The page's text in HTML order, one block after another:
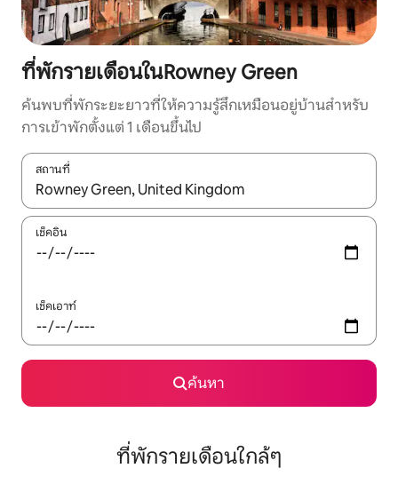
ที่พักรายเดือนในRowney Green
ค้นพบที่พักระยะยาวที่ให้ความรู้สึกเหมือนอยู่บ้านสำหรับ
การเข้าพักตั้งแต่ 1 เดือนขึ้นไป
สถานที่
ใช้ลูกศรขึ้นลง หรือใช้การสัมผัสหรือปัด เพื่อสำรวจผลการค้นหา
เช็คอิน
เช็คเอาท์
ค้นหา
ที่พักรายเดือนใกล้ๆ